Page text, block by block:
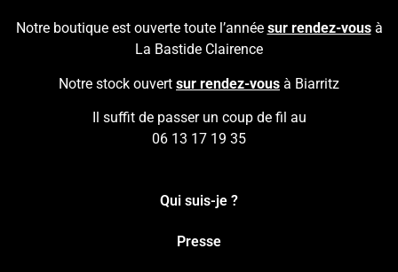
Notre boutique est ouverte toute l’année sur rendez-vousà
La Bastide Clairence
Notre stock ouvert sur rendez-vous à Biarritz
Il suffit de passer un coup de fil au
06 13 17 19 35
Qui suis-je ?
Presse